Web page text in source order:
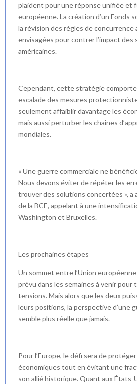
plaident pour une réponse unifiée et
européenne. La création d’un Fonds
la révision des règles de concurrence
envisagées pour contrer l’impact des
américaines.
Cependant, cette stratégie
escalade des mesures
seulement affaiblir davantage les
mais aussi perturber les chaînes
mondiales.
« Une guerre commerciale ne
Nous devons éviter de répéter les
trouver des solutions concertées », a
de la BCE, appelant à une
Washington et Bruxelles.
Les prochaines étapes
Un sommet entre l’Union
prévu dans les semaines à venir pour
tensions. Mais alors que les deux
leurs positions, la perspective d’une
semble plus réelle que jamais.
Pour l’Europe, le défi sera de
économiques tout en évitant une
son allié historique. Quant aux États-